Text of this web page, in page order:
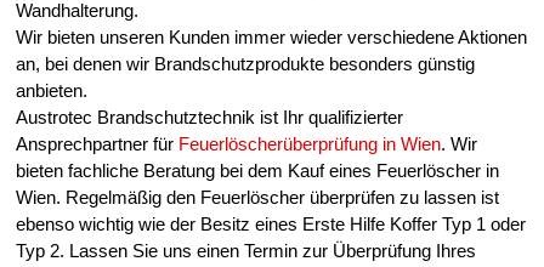
Wandhalterung.
Wir bieten unseren Kunden immer wieder verschiedene Aktionen
an, bei denen wir Brandschutzprodukte besonders günstig
anbieten.
Austrotec Brandschutztechnik ist Ihr qualifizierter
Ansprechpartner für Feuerlöscherüberprüfung in Wien. Wir
bieten fachliche Beratung bei dem Kauf eines Feuerlöscher in
Wien. Regelmäßig den Feuerlöscher überprüfen zu lassen ist
ebenso wichtig wie der Besitz eines Erste Hilfe Koffer Typ 1 oder
Typ 2. Lassen Sie uns einen Termin zur Überprüfung Ihres